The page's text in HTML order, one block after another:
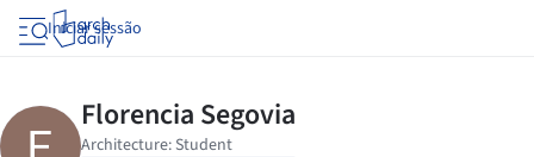
Iniciar sessão